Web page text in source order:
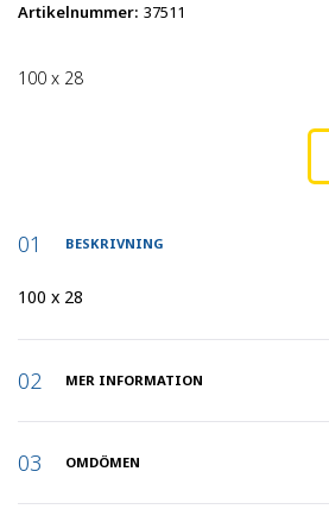
Artikelnummer: 37511
100 x 28
BESKRIVNING
100 x 28
MER INFORMATION
Artikelnummer
OMDÖMEN